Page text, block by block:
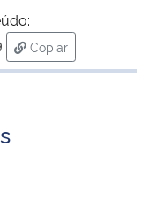
Copiar
para área de